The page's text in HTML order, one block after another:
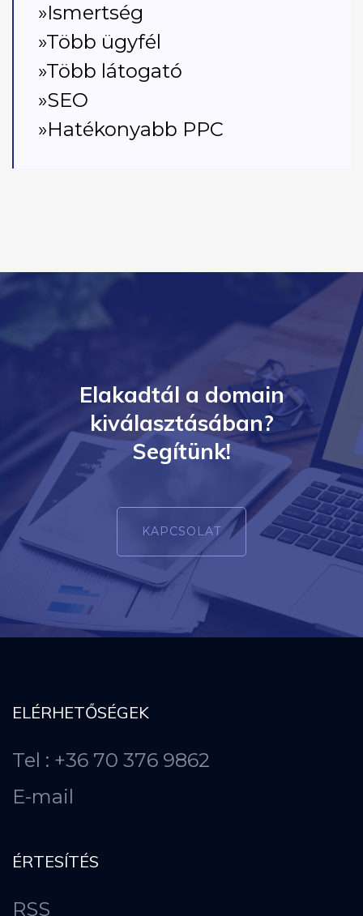
»Ismertség
»Több ügyfél
»Több látogató
»SEO
»Hatékonyabb PPC
Elakadtál a domain
kiválasztásában?
Segítünk!
KAPCSOLAT
ELÉRHETŐSÉGEK
Tel : +36 70 376 9862
E-mail
ÉRTESÍTÉS
RSS